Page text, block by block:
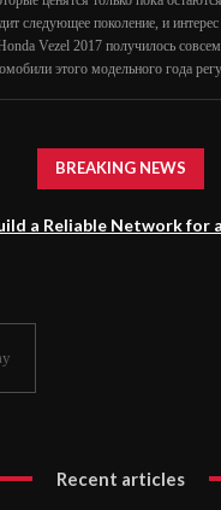
следующее поколение, и
Vezel 2017 получилось
этого модельного года
BREAKING NEWS
a Reliable Network for
Recent articles